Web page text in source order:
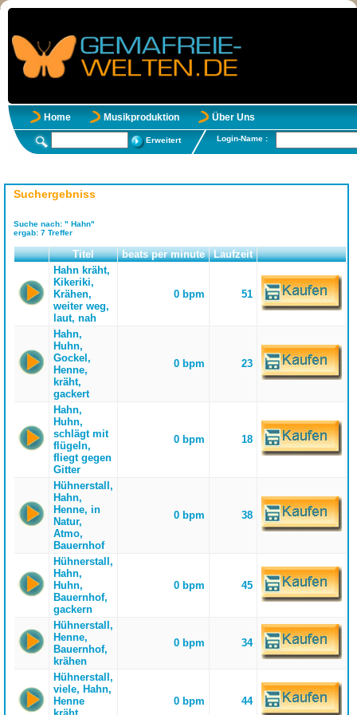
Home Musikproduktion Über Uns
Erweitert Login-Name :
Suchergebniss
Suche nach: " Hahn"
ergab: 7 Treffer
Titel beats per minute
Laufzeit
Hahn kräht,
Kikeriki,
Krähen,
weiter weg,
laut, nah
0 bpm 51
Hahn,
Huhn,
Gockel,
Henne,
kräht,
gackert
0 bpm 23
Hahn,
Huhn,
schlägt mit
flügeln,
fliegt gegen
Gitter
0 bpm 18
Hühnerstall,
Hahn,
Henne, in
Natur,
Atmo,
Bauernhof
0 bpm 38
Hühnerstall,
Hahn,
Huhn,
Bauernhof,
gackern
0 bpm 45
Hühnerstall,
Henne,
Bauernhof,
krähen
0 bpm 34
Hühnerstall,
viele, Hahn,
Henne
0 bpm 44